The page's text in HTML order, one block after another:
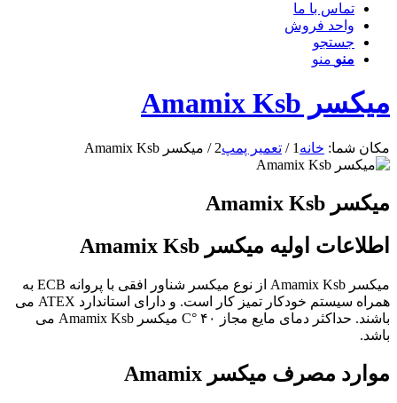
تماس با ما
واحد فروش
جستجو
منو منو
میکسر Amamix Ksb
مکان شما: خانه 1
/ تعمیر پمپ2
/ میکسر Amamix Ksb
میکسر Amamix Ksb
اطلاعات اولیه میکسر Amamix Ksb
میکسر Amamix Ksb از نوع میکسر شناور افقی با پروانه ECB به
همراه سیستم خودکار تمیز کار است. و دارای استاندارد ATEX می
باشند. حداکثر دمای مایع مجاز ۴۰ °C میکسر Amamix Ksb می
باشد.
موارد مصرف میکسر Amamix